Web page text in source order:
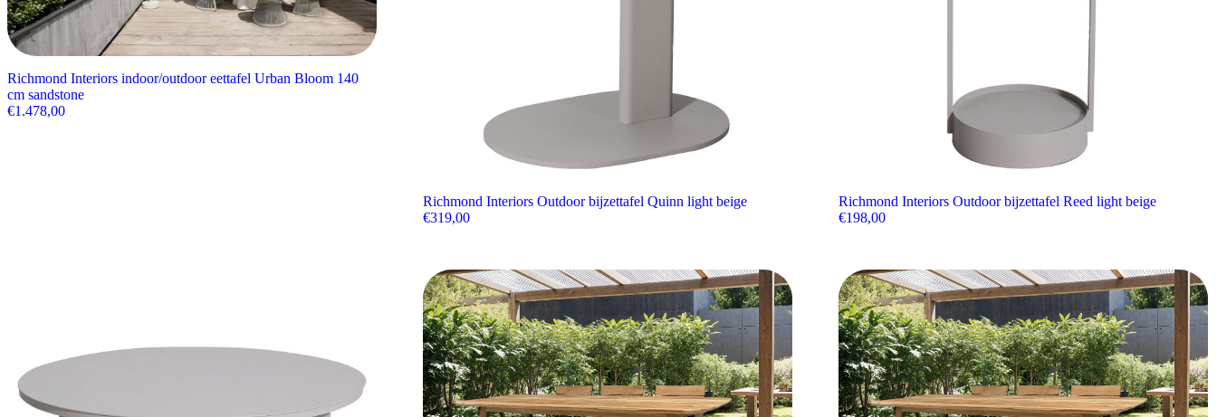
Richmond Interiors indoor/outdoor eettafel Urban Bloom 140
cm sandstone
€1.478,00
Richmond Interiors Outdoor bijzettafel Quinn light beige
€319,00
Richmond Interiors Outdoor bijzettafel Reed light beige
€198,00